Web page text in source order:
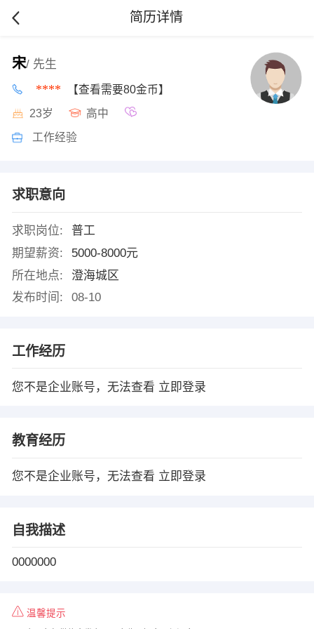
简历详情
宋/ 先生
**** 【查看需要80金币】
23岁 高中
工作经验
求职意向
求职岗位:
普工
期望薪资:
5000-8000元
所在地点:
澄海城区
发布时间:
08-10
工作经历
您不是企业账号，无法查看 立即登录
教育经历
您不是企业账号，无法查看 立即登录
自我描述
0000000
温馨提示